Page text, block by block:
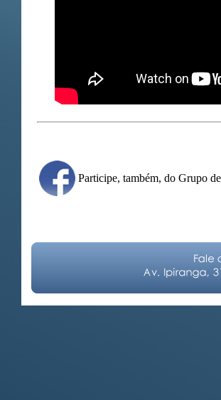
Participe, também, do Grupo